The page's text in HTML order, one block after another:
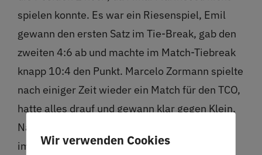
spielen konnte. Es war ein Riesenspiel, Emil
gewann den ersten Satz im Tie-Break, gab den
zweiten 4:6 ab und machte im Match-Tiebreak
knapp 10:4 den Punkt. Marcelo Zormann spielte
nach einiger Zeit wieder ein Match für den TCO,
hatte alles drauf und gewann klar gegen Klein.
Nachdem der erste Satz 6:0 endete, zog Klein
im zweiten bei 2:0 für Marcelo zurück. Auf 3
Wir verwenden Cookies